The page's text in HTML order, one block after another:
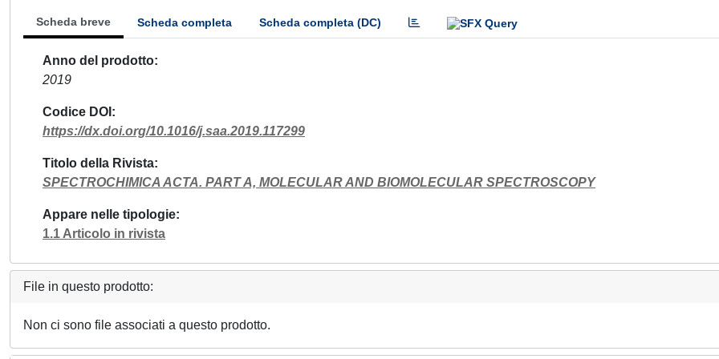
Scheda breve Scheda completa Scheda completa (DC)
Anno del prodotto
2019
Codice DOI
https://dx.doi.org/10.1016/j.saa.2019.117299
Titolo della Rivista
SPECTROCHIMICA ACTA. PART A, MOLECULAR AND BIOMOLECULAR SPECTROSCOPY
Appare nelle tipologie
1.1 Articolo in rivista
File in questo prodotto:
Non ci sono file associati a questo prodotto.